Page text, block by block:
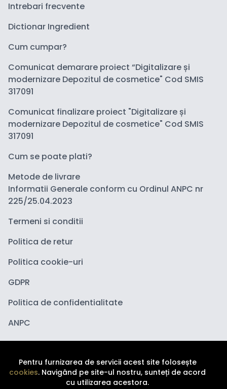
Intrebari frecvente
Dictionar Ingredient
Cum cumpar?
Comunicat demarare proiect “Digitalizare și
modernizare Depozitul de cosmetice" Cod SMIS
317091
Comunicat finalizare proiect "Digitalizare și
modernizare Depozitul de cosmetice" Cod SMIS
317091
Cum se poate plati?
Metode de livrare
Informatii Generale conform cu Ordinul ANPC nr
225/25.04.2023
Termeni si conditii
Politica de retur
Politica cookie-uri
GDPR
Politica de confidentialitate
ANPC
Pentru furnizarea de servicii acest site folosește
cookies. Navigând pe site-ul nostru, sunteți de acord
cu utilizarea acestora.